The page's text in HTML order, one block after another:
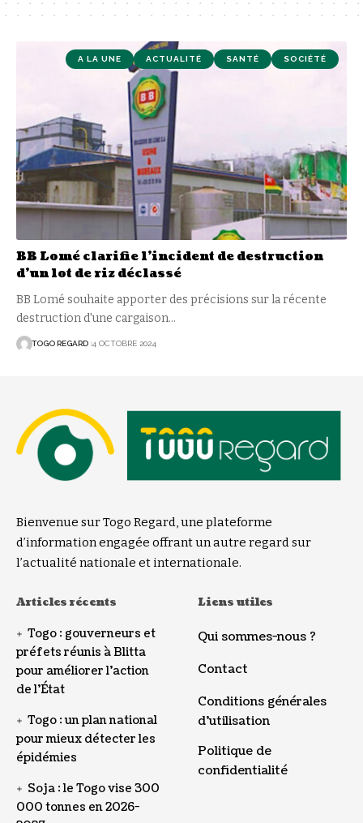
A LA UNE ACTUALITÉ SANTÉ SOCIÉTÉ
BB Lomé clarifie l’incident de destruction
d’un lot de riz déclassé
BB Lomé souhaite apporter des précisions sur la récente
destruction d'une cargaison…
TOGO REGARD 4 OCTOBRE 2024
Bienvenue sur Togo Regard, une plateforme
d’information engagée offrant un autre regard sur
l’actualité nationale et internationale.
Articles récents
Togo : gouverneurs et
préfets réunis à Blitta
pour améliorer l’action
de l’État
Togo : un plan national
pour mieux détecter les
épidémies
Soja : le Togo vise 300
000 tonnes en 2026-
Liens utiles
Qui sommes-nous ?
Contact
Conditions générales
d’utilisation
Politique de
confidentialité